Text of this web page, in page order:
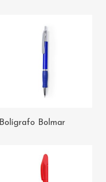
AÑADIR AL
Bolígrafo Bolmar